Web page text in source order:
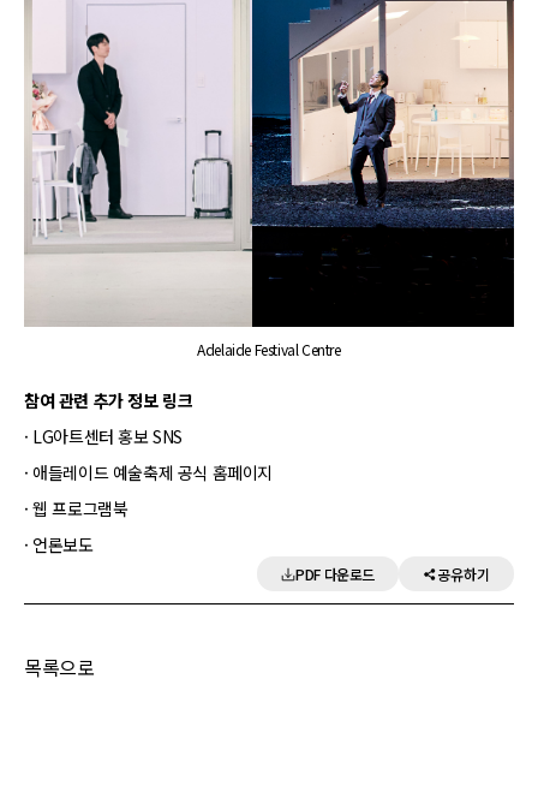
Adelaide Festival Centre
참여 관련 추가 정보 링크
· LG아트센터 홍보 SNS
· 애들레이드 예술축제 공식 홈페이지
· 웹 프로그램북
· 언론보도
PDF 다운로드 공유하기
목록으로